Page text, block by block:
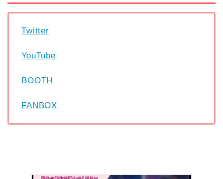
Twitter
YouTube
BOOTH
FANBOX